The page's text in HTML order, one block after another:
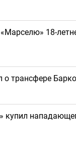
18-
о трансфере Барко
купил